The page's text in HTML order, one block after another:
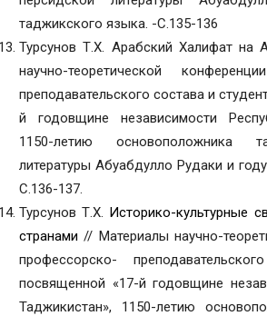
таджикского языка. -С.135-136
Турсунов Т.Х. Арабский Халифат на
научно-теоретической
преподавательского состава и
й годовщине независимости
1150-летию основоположника
литературы Абуабдулло Рудаки и
С.136-137.
Турсунов Т.Х. Историко-культурные
странами // Материалы научно-
профессорско- преподавательского
посвященной «17-й годовщине
Таджикистан», 1150-летию